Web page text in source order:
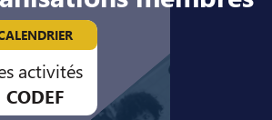
activités
CODEF